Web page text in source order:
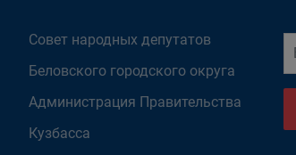
Совет народных депутатов
Беловского городского округа
Администрация Правительства
Кузбасса